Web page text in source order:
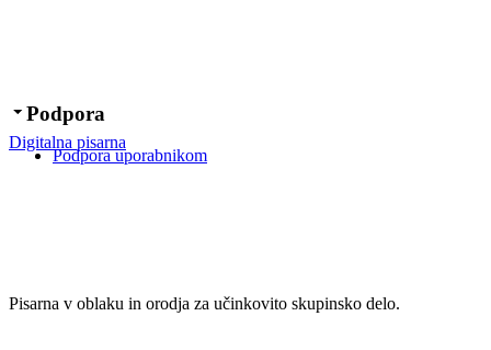
Digitalna pisarna
Pisarna v oblaku in orodja za učinkovito skupinsko delo.
Podpora
Podpora uporabnikom